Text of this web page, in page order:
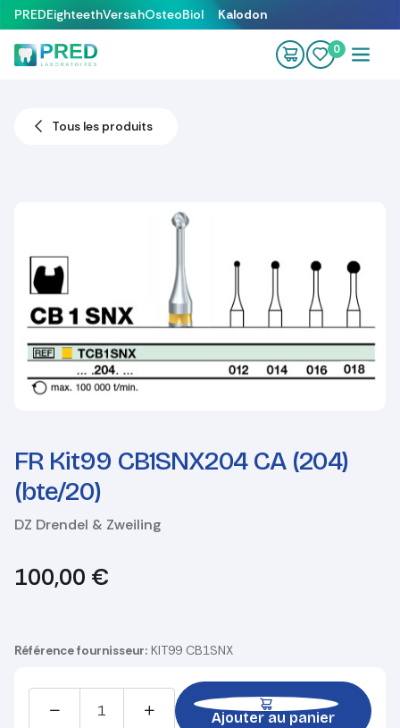
Se rendre au contenu
PREDEighteethVersahOsteoBiol Kalodon
0
Tous les produits
FR Kit99 CB1SNX204 CA (204)
(bte/20)
DZ Drendel & Zweiling
100,00 €
Référence fournisseur: KIT99 CB1SNX
Ajouter au panier